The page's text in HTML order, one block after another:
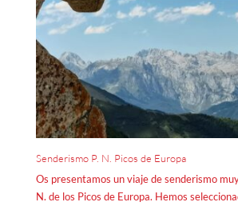
Senderismo P. N. Picos de Europa
Os presentamos un viaje de senderismo
N. de los Picos de Europa. Hemos